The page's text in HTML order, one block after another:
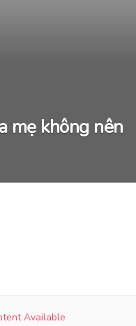
mẹ không nên
Available